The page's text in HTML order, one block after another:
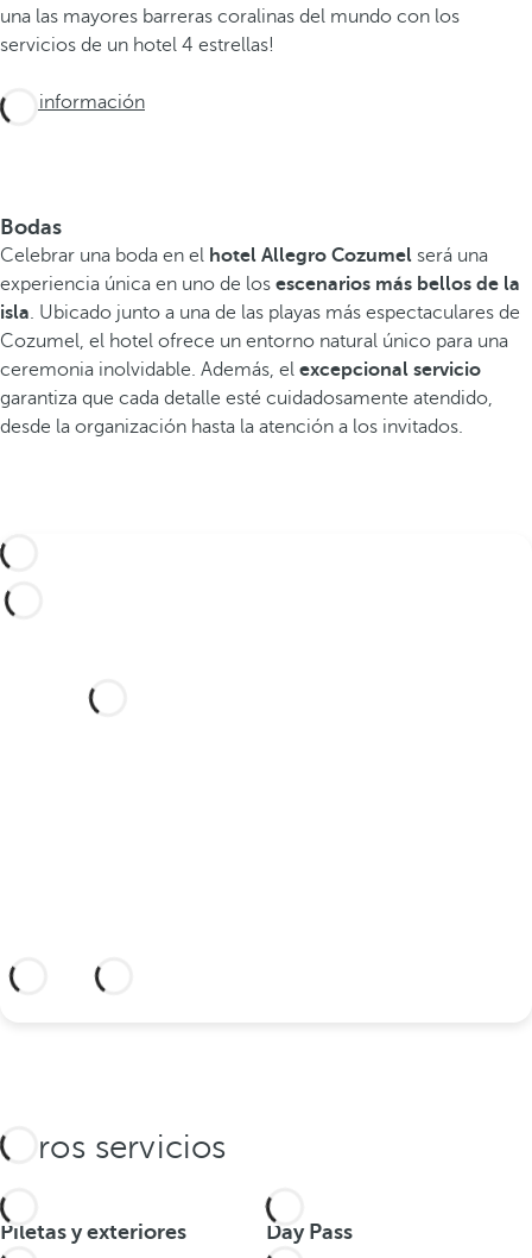
una las mayores barreras coralinas del mundo con los
servicios de un hotel 4 estrellas!
Más información
Bodas
Celebrar una boda en el hotel Allegro Cozumel será una
experiencia única en uno de los escenarios más bellos de la
isla . Ubicado junto a una de las playas más espectaculares de
Cozumel, el hotel ofrece un entorno natural único para una
ceremonia inolvidable. Además, el excepcional servicio
garantiza que cada detalle esté cuidadosamente atendido,
desde la organización hasta la atención a los invitados.
¿Le gustaría celebrar su boda
en este soñado hotel?
Otros servicios
Piletas y exteriores Day Pass